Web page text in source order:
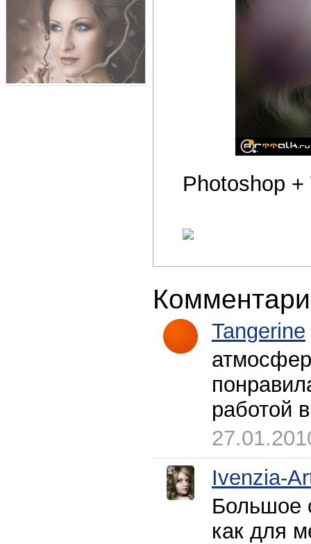
Photoshop +
Tangerine
работой
Ivenzia-
Большое
как для